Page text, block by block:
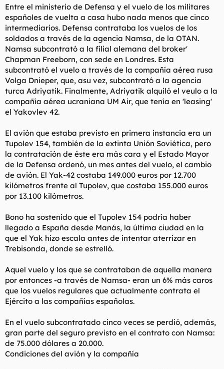
Entre el ministerio de Defensa y el vuelo de los militares
españoles de vuelta a casa hubo nada menos que cinco
intermediarios. Defensa contrataba los vuelos de los
soldados a través de la agencia Namsa, de la OTAN.
Namsa subcontrató a la filial alemana del broker'
Chapman Freeborn, con sede en Londres. Esta
subcontrató el vuelo a través de la compañía aérea rusa
Volga Dnieper, que, asu vez, subcontrató a la agencia
turca Adriyatik. Finalmente, Adriyatik alquiló el veulo a la
compañía aérea ucraniana UM Air, que tenía en 'leasing'
el Yakovlev 42.
El avión que estaba previsto en primera instancia era un
Tupolev 154, también de la extinta Unión Soviética, pero
la contratación de éste era más cara y el Estado Mayor
de la Defensa ordenó, un mes antes del vuelo, el cambio
de avión. El Yak-42 costaba 149.000 euros por 12.700
kilómetros frente al Tupolev, que costaba 155.000 euros
por 13.100 kilómetros.
Bono ha sostenido que el Tupolev 154 podría haber
llegado a España desde Manás, la última ciudad en la
que el Yak hizo escala antes de intentar aterrizar en
Trebisonda, donde se estrelló.
Aquel vuelo y los que se contrataban de aquella manera
por entonces -a través de Namsa- eran un 6% más caros
que los vuelos regulares que actualmente contrata el
Ejército a las compañías españolas.
En el vuelo subcontratado cinco veces se perdió, además,
gran parte del seguro previsto en el contrato con Namsa:
de 75.000 dólares a 20.000.
Condiciones del avión y la compañía